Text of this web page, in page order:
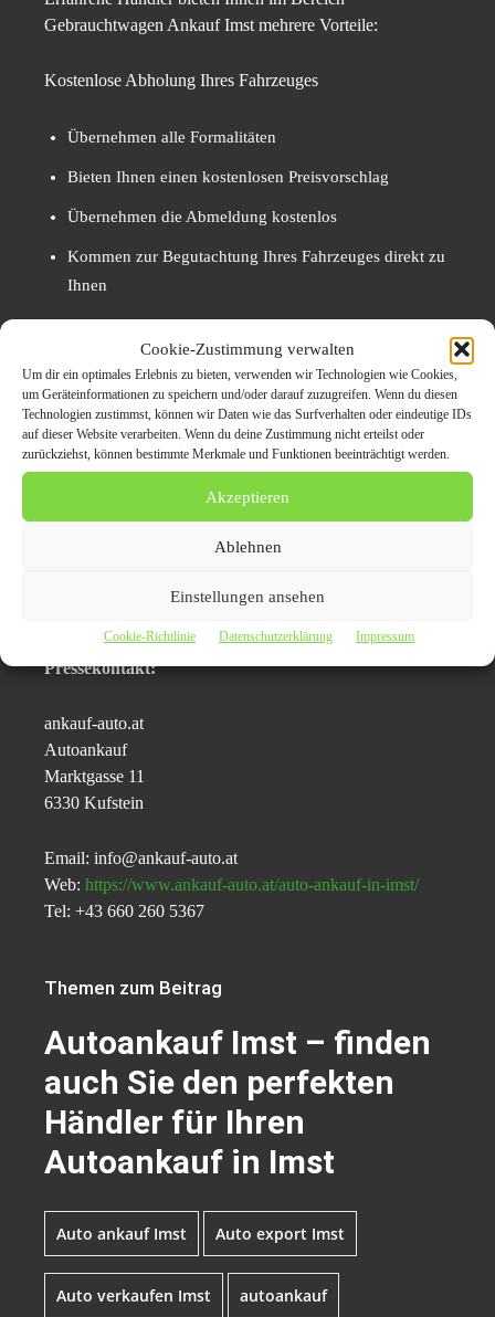
Cookie-Zustimmung verwalten
Um dir ein optimales Erlebnis zu bieten, verwenden wir Technologien wie Cookies,
um Geräteinformationen zu speichern und/oder darauf zuzugreifen. Wenn du diesen
Technologien zustimmst, können wir Daten wie das Surfverhalten oder eindeutige IDs
auf dieser Website verarbeiten. Wenn du deine Zustimmung nicht erteilst oder
zurückziehst, können bestimmte Merkmale und Funktionen beeinträchtigt werden.
Akzeptieren
Ablehnen
Einstellungen ansehen
Cookie-Richtlinie Datenschutzerklärung Impressum
Gebrauchtwagen Ankauf Imst mehrere Vorteile:
Kostenlose Abholung Ihres Fahrzeuges
Übernehmen alle Formalitäten
Bieten Ihnen einen kostenlosen Preisvorschlag
Übernehmen die Abmeldung kostenlos
Kommen zur Begutachtung Ihres Fahrzeuges direkt zu
Ihnen
Auto Export Imst – was sind die
Vorteile?
Der Autoexport Imst bietet Ihnen den großen Vorteil, dass
Ihr Fahrzeug direkt ins Ausland verkauft werden kann.
Fahrzeuge mit Schäden gut an. Doch auch dann, wenn
Pressekontakt:
ankauf-auto.at
Autoankauf
Marktgasse 11
6330 Kufstein
Email: info@ankauf-auto.at
Web: https://www.ankauf-auto.at/auto-ankauf-in-imst/
Tel: +43 660 260 5367
Themen zum Beitrag
Autoankauf Imst – finden
auch Sie den perfekten
Händler für Ihren
Autoankauf in Imst
Auto ankauf Imst Auto export Imst
Auto verkaufen Imst autoankauf